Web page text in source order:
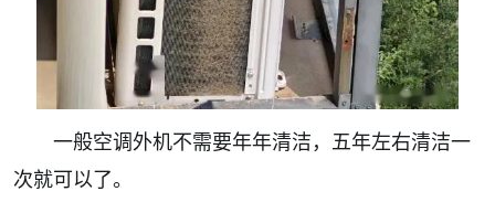
一般空调外机不需要年年清洁，五年左右清洁一
次就可以了。